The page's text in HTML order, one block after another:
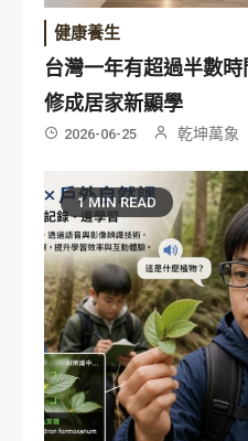
健康養生
台灣一年有超過半數
修成居家新顯學
2026-06-25 乾坤萬象
1 MIN READ